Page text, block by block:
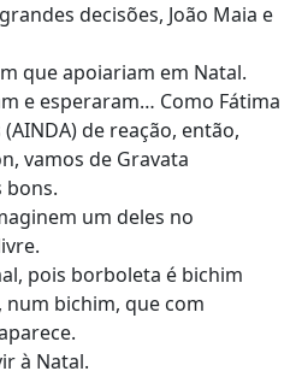
decisões, João Maia e
que apoiariam em Natal.
e esperaram… Como Fátima
de reação, então,
vamos de Gravata
bons.
um deles no
pois borboleta é bichim
num bichim, que com
à Natal.